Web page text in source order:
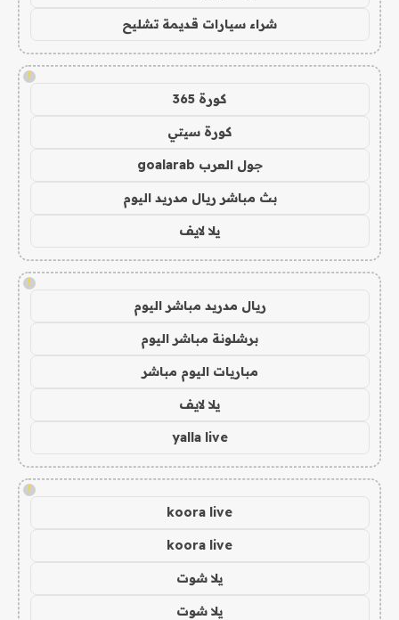
شراء سيارات قديمة تشليح
!
كورة 365
كورة سيتي
جول العرب goalarab
بث مباشر ريال مدريد اليوم
يلا لايف
!
ريال مدريد مباشر اليوم
برشلونة مباشر اليوم
مباريات اليوم مباشر
يلا لايف
yalla live
!
koora live
koora live
يلا شوت
يلا شوت